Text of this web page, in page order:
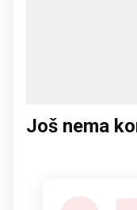
Još nema